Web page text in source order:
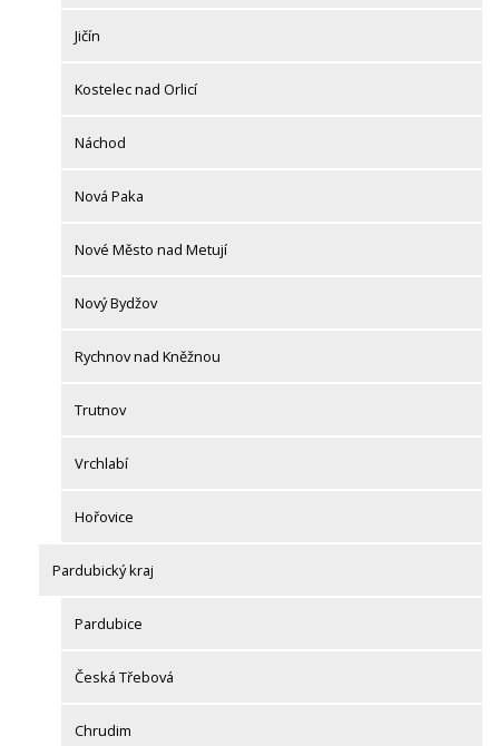
Jičín
Kostelec nad Orlicí
Náchod
Nová Paka
Nové Město nad Metují
Nový Bydžov
Rychnov nad Kněžnou
Trutnov
Vrchlabí
Hořovice
Pardubický kraj
Pardubice
Česká Třebová
Chrudim